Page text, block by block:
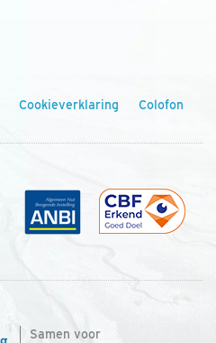
Cookieverklaring Colofon
Samen voor